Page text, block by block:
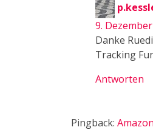
9.
Danke
Tracking
Antworten
Pingback: